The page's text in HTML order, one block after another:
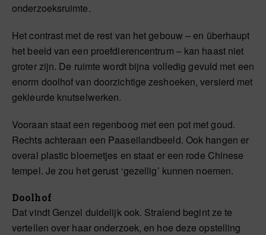
onderzoeksruimte.
Het contrast met de rest van het gebouw – en überhaupt
het beeld van een proefdierencentrum – kan haast niet
groter zijn. De ruimte wordt bijna volledig gevuld met een
enorm doolhof van doorzichtige zeshoeken, versierd met
gekleurde knutselwerken.
Vooraan staat een regenboog met een pot met goud.
Rechts achteraan een Paaseilandbeeld. Ook hangen er
overal plastic bloemetjes en staat er een rode Chinese
tempel. Je zou het gerust ‘gezellig’ kunnen noemen.
Doolhof
Dat vindt Genzel duidelijk ook. Stralend begint ze te
vertellen over haar onderzoek, en hoe deze opstelling